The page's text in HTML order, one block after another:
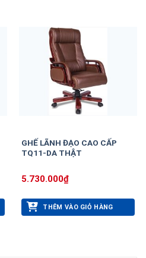
GHẾ LÃNH ĐẠO CAO CẤP
TQ11-DA THẬT
5.730.000₫
THÊM VÀO GIỎ HÀNG